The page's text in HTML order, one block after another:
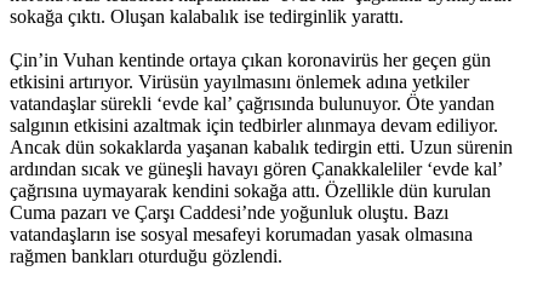
sokağa çıktı. Oluşan kalabalık ise tedirginlik yarattı.
Çin’in Vuhan kentinde ortaya çıkan koronavirüs her geçen gün
etkisini artırıyor. Virüsün yayılmasını önlemek adına yetkiler
vatandaşlar sürekli ‘evde kal’ çağrısında bulunuyor. Öte yandan
salgının etkisini azaltmak için tedbirler alınmaya devam ediliyor.
Ancak dün sokaklarda yaşanan kabalık tedirgin etti. Uzun sürenin
ardından sıcak ve güneşli havayı gören Çanakkaleliler ‘evde kal’
çağrısına uymayarak kendini sokağa attı. Özellikle dün kurulan
Cuma pazarı ve Çarşı Caddesi’nde yoğunluk oluştu. Bazı
vatandaşların ise sosyal mesafeyi korumadan yasak olmasına
rağmen bankları oturduğu gözlendi.